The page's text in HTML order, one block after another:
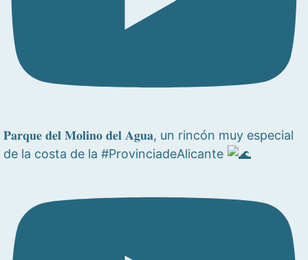
𝐏𝐚𝐫𝐪𝐮𝐞 𝐝𝐞𝐥 𝐌𝐨𝐥𝐢𝐧𝐨 𝐝𝐞𝐥 𝐀𝐠𝐮𝐚, un rincón muy especial
de la costa de la #ProvinciadeAlicante